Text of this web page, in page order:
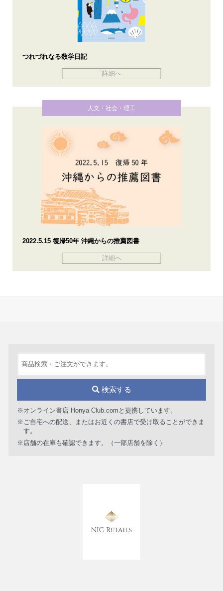
つれづれなる数学日記
詳細へ
人文・社会・理工
2022.5.15 復帰50年 沖縄からの推薦図書
詳細へ
検索する
※オンライン書店 Honya Club.comと提携しています。
※ご自宅への配送、またはお近くの書店で受け取ることができま
す。
※店舗の在庫も確認できます。（一部店舗を除く）